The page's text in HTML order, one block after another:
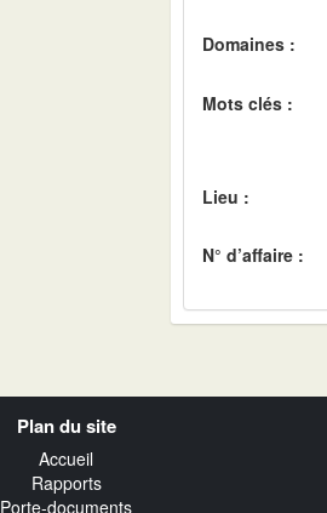
Domaines :
Mots clés :
Lieu :
N° d’affaire :
Plan du site
Accueil
Rapports
Porte-documents